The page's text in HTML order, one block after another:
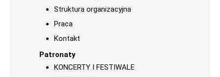
Struktura organizacyjna
Praca
Kontakt
Patronaty
KONCERTY I FESTIWALE